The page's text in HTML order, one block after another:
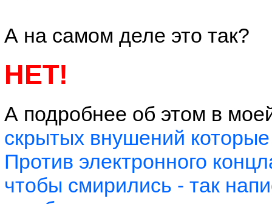
А на самом деле это так?
НЕТ!
А подробнее об этом в
скрытых внушений
Против электронного
чтобы смирились - так